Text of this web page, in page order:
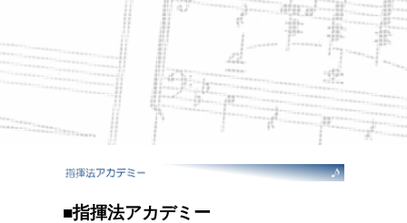
■指揮法アカデミー